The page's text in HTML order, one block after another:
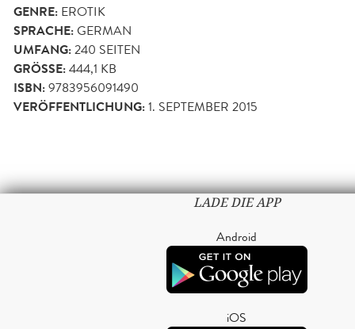
GENRE: EROTIK
SPRACHE:GERMAN
UMFANG:240 SEITEN
GRÖSSE: 444,1 KB
ISBN:9783956091490
VERÖFFENTLICHUNG:1. SEPTEMBER 2015
LADE DIE APP
Android
iOS